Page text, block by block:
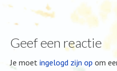
Geef een reactie
Je moet ingelogd zijn op om